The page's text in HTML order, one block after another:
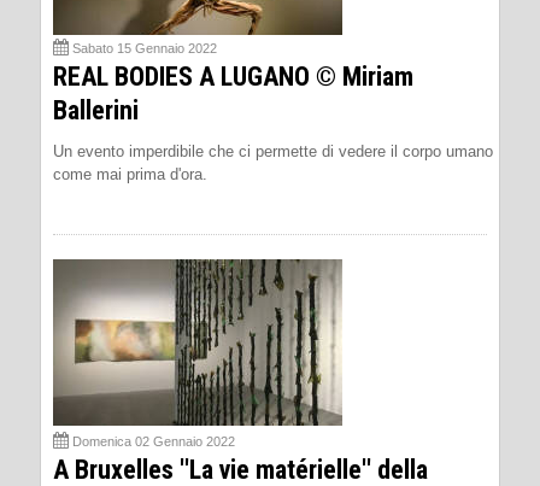
Sabato 15 Gennaio 2022
REAL BODIES A LUGANO © Miriam
Ballerini
Un evento imperdibile che ci permette di vedere il corpo umano
come mai prima d'ora.
Domenica 02 Gennaio 2022
A Bruxelles ''La vie matérielle'' della